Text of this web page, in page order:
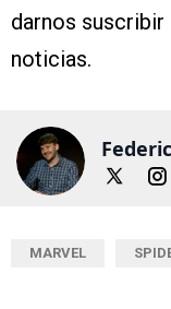
darnos
noticias.
MARVEL